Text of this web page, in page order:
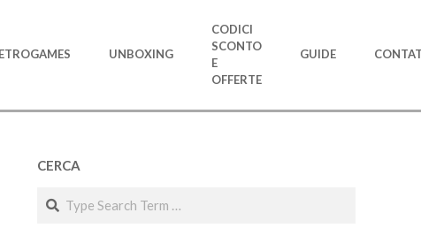
UNBOXING
CODICI
SCONTO
E
OFFERTE
GUIDE
CERCA
Search